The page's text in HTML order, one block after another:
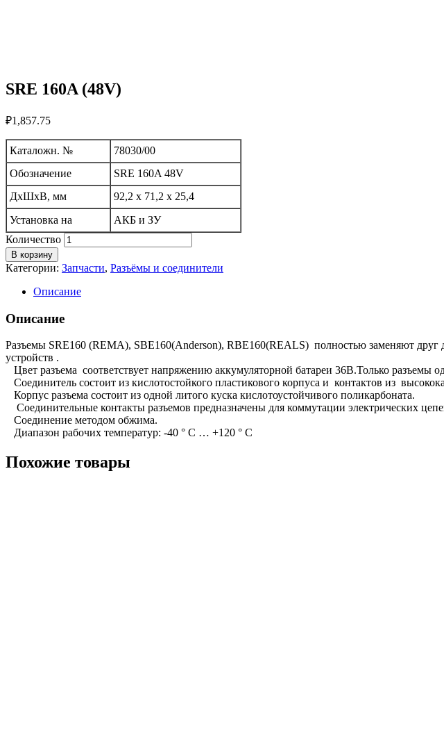
SRE 160A (48V)
₽1,857.75
Каталожн. №
78030/00
Обозначение
SRE 160A 48V
ДхШхВ, мм
92,2 х 71,2 х 25,4
Установка на
АКБ и ЗУ
Количество
В корзину
Категории: Запчасти, Разъёмы и соединители
Описание
Описание
Разъемы SRE160 (REMA), SBE160(Anderson), RBE160(REALS) полностью заменяют
устройств .
Цвет разъема соответствует напряжению аккумуляторной батареи 36В.Только разъемы
Соединитель состоит из кислотостойкого пластикового корпуса и контактов из
Корпус разъема состоит из одной литого куска кислотоустойчивого поликарбоната.
Соединительные контакты разъемов предназначены для коммутации электрических
Соединение методом обжима.
Диапазон рабочих температур: -40 ° C … +120 ° C
Похожие товары